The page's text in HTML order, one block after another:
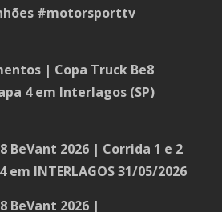
#motorsporttv
| Copa Truck Be8
4 em Interlagos (SP)
BeVant 2026 | Corrida 1 e 2
em INTERLAGOS 31/05/2026
BeVant 2026 |